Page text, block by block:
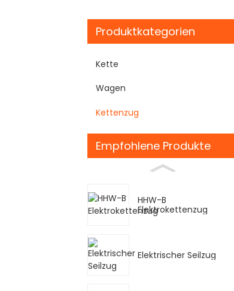
Produktkategorien
Kette
Wagen
Kettenzug
Empfohlene Produkte
HHW-B
Elektrokettenzug
Elektrischer Seilzug